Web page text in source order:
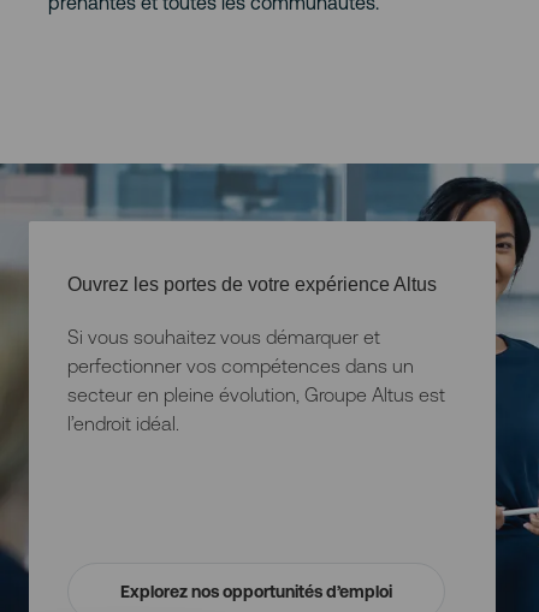
Ouvrez les portes de votre expérience Altus
Si vous souhaitez vous démarquer et
perfectionner vos compétences dans un
secteur en pleine évolution, Groupe Altus est
l’endroit idéal.
Explorez nos opportunités d’emploi